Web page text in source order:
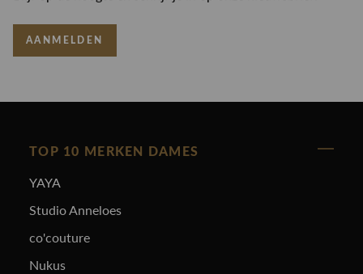
AANMELDEN
TOP 10 MERKEN DAMES
YAYA
Studio Anneloes
co'couture
Nukus